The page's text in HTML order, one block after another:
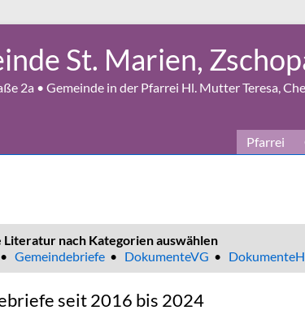
St. Marien,
2a • Gemeinde in der Pfarrei Hl. Mutter Teresa,
Pfarrei
nach Kategorien auswählen
Gemeindebriefe• DokumenteVG •
seit 2016 bis 2024